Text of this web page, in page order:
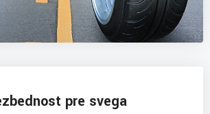
pre svega